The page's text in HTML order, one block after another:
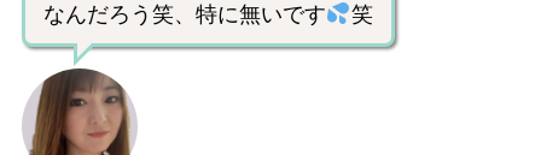
なんだろう笑、特に無いです 笑